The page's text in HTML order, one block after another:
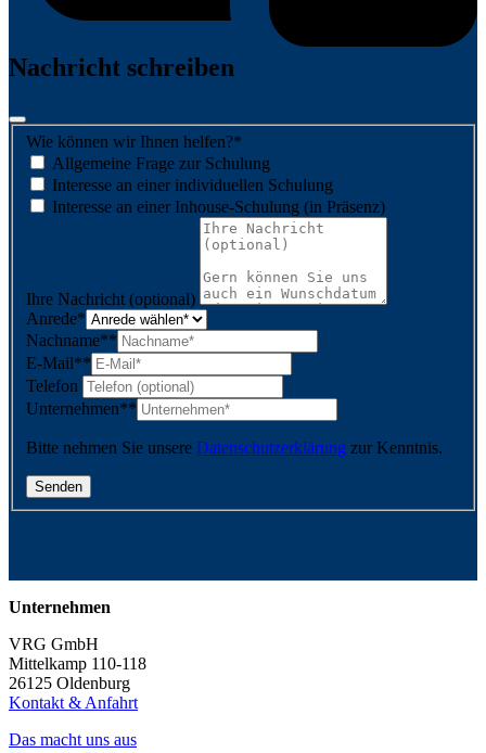
Nachricht schreiben
Wie können wir Ihnen helfen?*
Allgemeine Frage zur Schulung
Interesse an einer individuellen Schulung
Interesse an einer Inhouse-Schulung (in Präsenz)
Ihre Nachricht (optional)
Anrede*
Nachname**
E-Mail**
Telefon
Unternehmen**
Bitte nehmen Sie unsere Datenschutzerklärung zur Kenntnis.
Unternehmen
VRG GmbH
Mittelkamp 110-118
26125 Oldenburg
Kontakt & Anfahrt
Das macht uns aus